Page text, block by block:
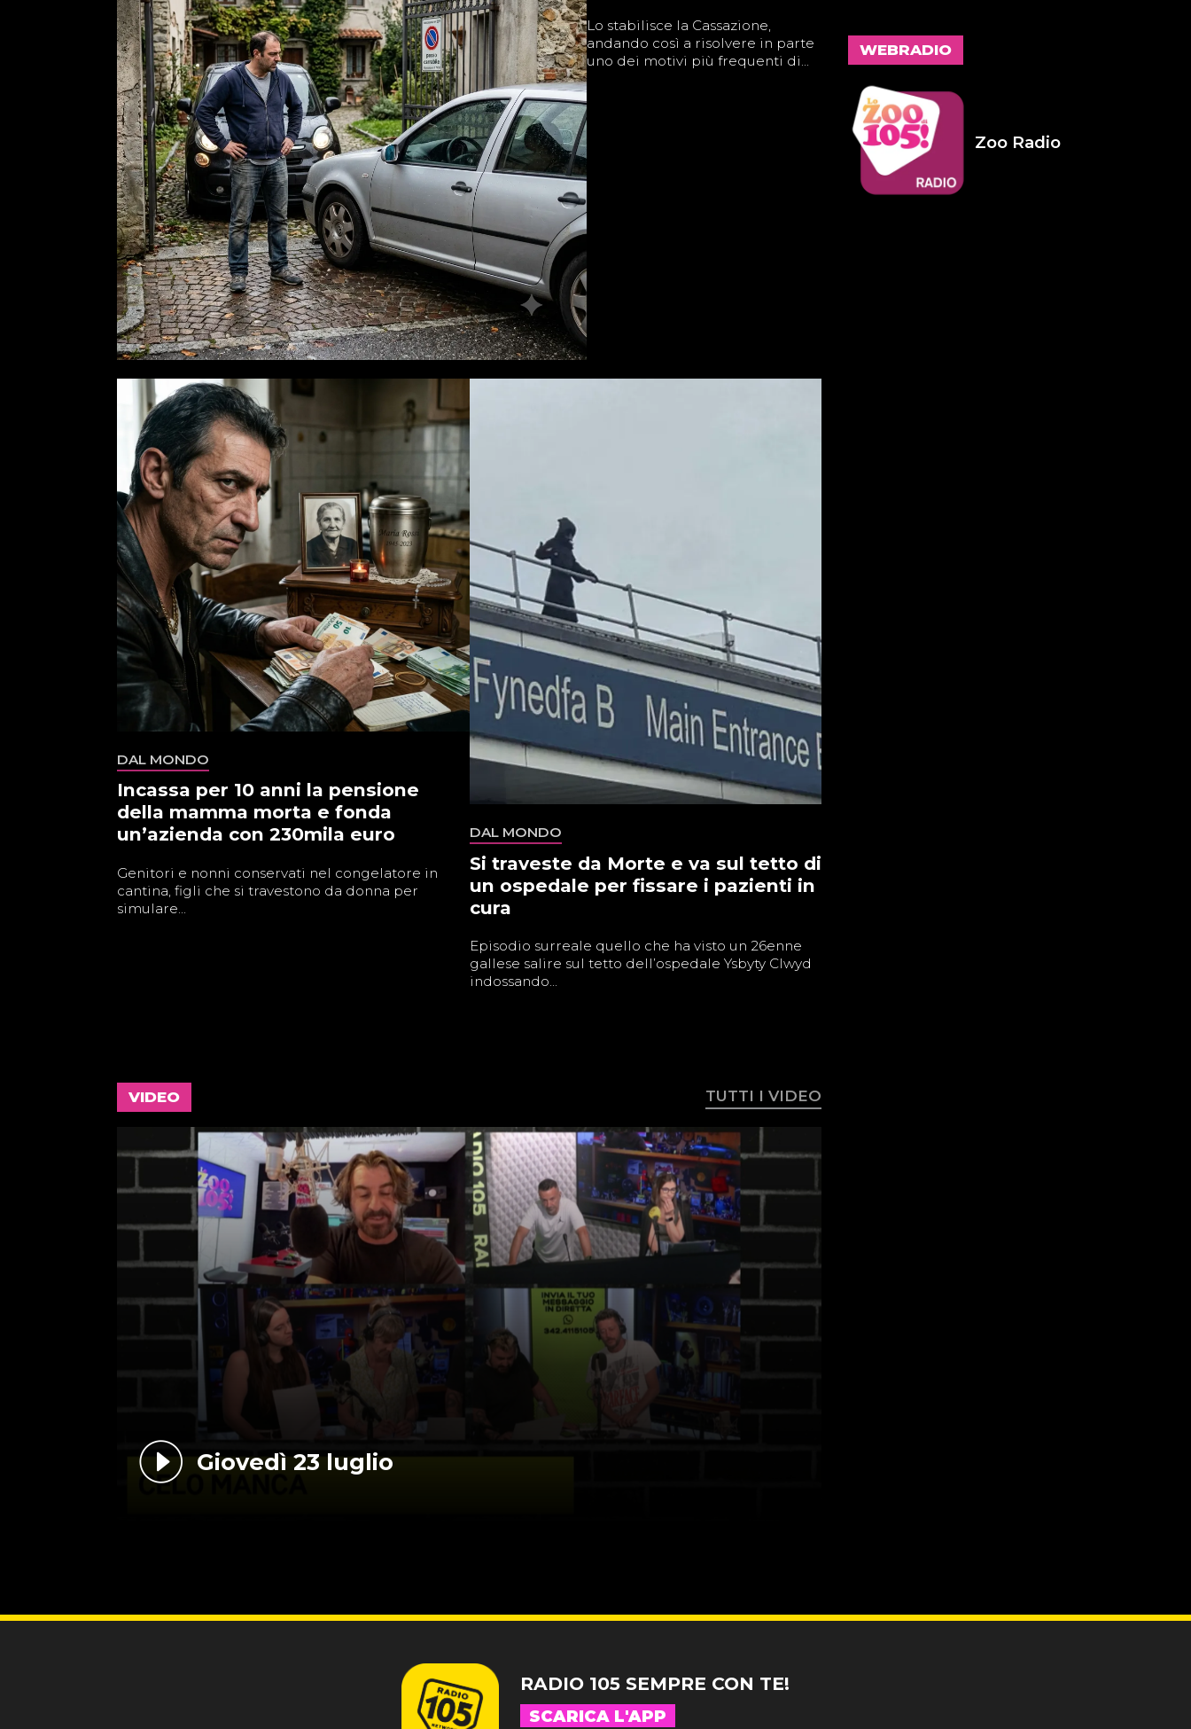
Lo stabilisce la Cassazione,
andando così a risolvere in parte
uno dei motivi più frequenti di...
DAL MONDO
Incassa per 10 anni la pensione
della mamma morta e fonda
un’azienda con 230mila euro
Genitori e nonni conservati nel congelatore in
cantina, figli che si travestono da donna per
simulare...
DAL MONDO
Si traveste da Morte e va sul tetto di
un ospedale per fissare i pazienti in
cura
Episodio surreale quello che ha visto un 26enne
gallese salire sul tetto dell’ospedale Ysbyty Clwyd
indossando...
VIDEO TUTTI I VIDEO
Giovedì 23 luglio
WEBRADIO
Zoo Radio
RADIO 105 SEMPRE CON TE!
SCARICA L'APP